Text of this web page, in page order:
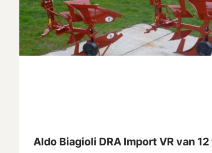
Aldo Biagioli DRA Import VR van